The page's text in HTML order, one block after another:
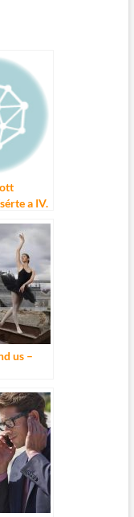
a IV.
us –